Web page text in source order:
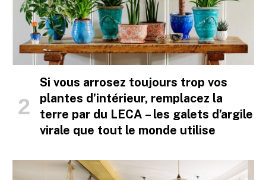
Si vous arrosez toujours trop vos
plantes d’intérieur, remplacez la
terre par du LECA – les galets d’argile
virale que tout le monde utilise